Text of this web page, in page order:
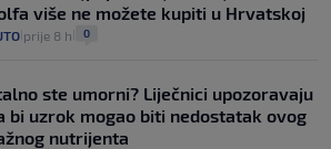
više ne možete kupiti u Hrvatskoj
prije 8 h 0
ste umorni? Liječnici upozoravaju
bi uzrok mogao biti nedostatak ovog
nutrijenta